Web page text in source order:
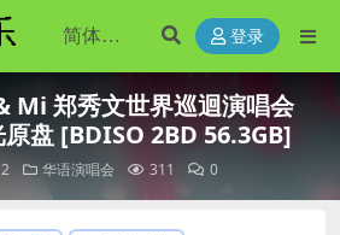
登录
Mi 郑秀文世界巡迴演唱会
盘 [BDISO 2BD 56.3GB]
华语演唱会 311 0